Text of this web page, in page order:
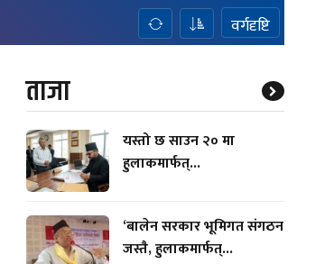
वर्गदृष्टि
ताजा
यस्तो छ साउन २० मा
हुलाकमार्फत्...
‘बालेन सरकार भूमिगत संगठन
जस्तै, हुलाकमार्फत्...